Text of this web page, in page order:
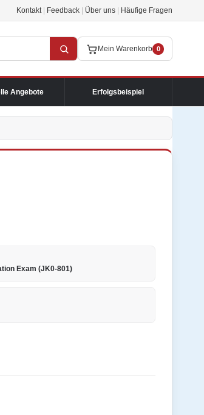
Kontakt Feedback Über uns Häufige Fragen
Mein Warenkorb 0
Angebote Erfolgsbeispiel
Exam (JK0-801)